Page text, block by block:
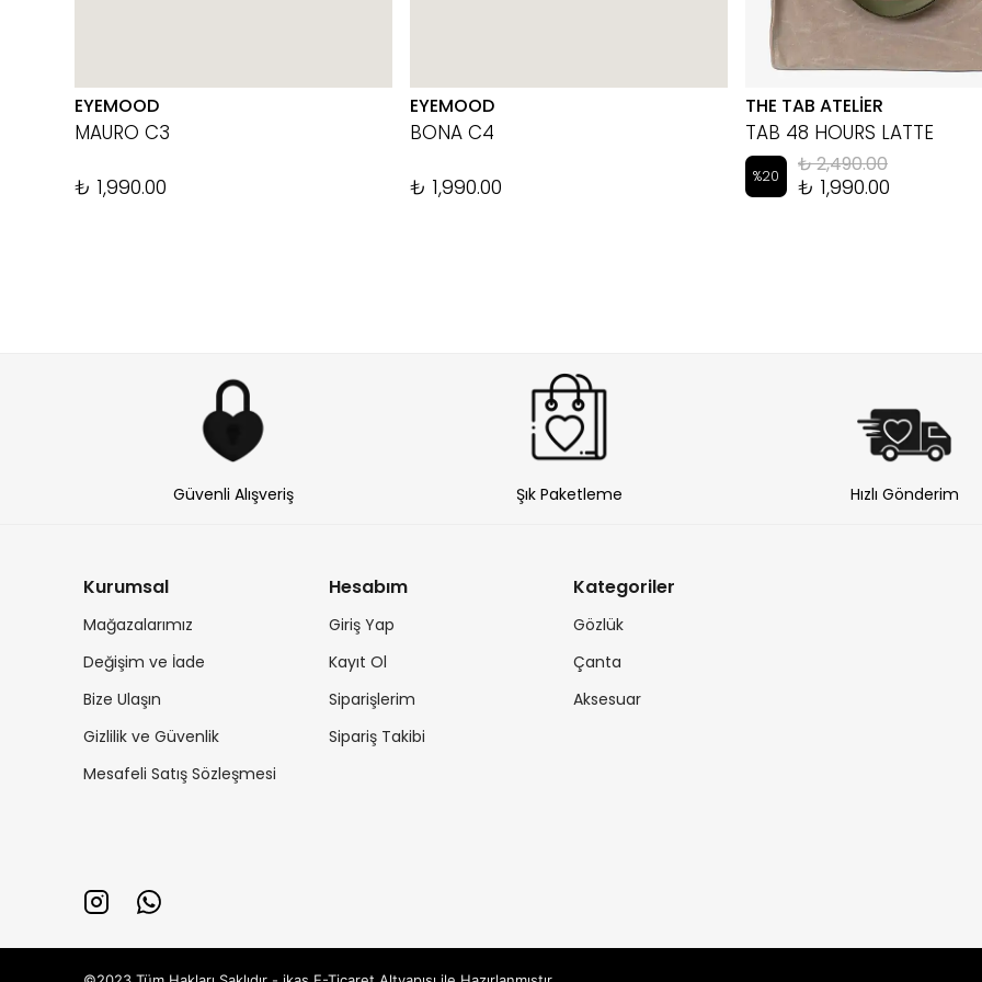
EYEMOOD
MAURO C3
₺ 1,990.00
EYEMOOD
BONA C4
₺ 1,990.00
THE TAB ATELİER
TAB 48 HOURS LATTE
%20 ₺ 2,490.00
₺ 1,990.00
Güvenli Alışveriş Şık Paketleme Hızlı Gönderim
Kurumsal
Mağazalarımız
Değişim ve İade
Bize Ulaşın
Gizlilik ve Güvenlik
Mesafeli Satış Sözleşmesi
Hesabım
Giriş Yap
Kayıt Ol
Siparişlerim
Sipariş Takibi
Kategoriler
Gözlük
Çanta
Aksesuar